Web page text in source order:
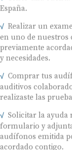
España.
Realizar un
en uno de nuestros
previamente
y necesidades.
Comprar tus
auditivos
realizaste las
Solicitar la ayuda
formulario y
audífonos emitida
acordado contigo.